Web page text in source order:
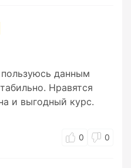
данным
Нравятся
и выгодный курс.
0 0